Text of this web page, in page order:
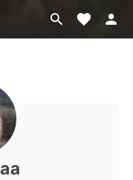
Přejít
na
Moje